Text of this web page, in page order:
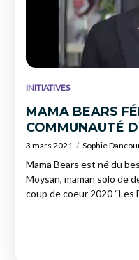
INITIATIVES
MAMA BEARS
COMMUNAUTÉ
3 mars 2021 Sophie
Mama Bears est né du
Moysan, maman solo de
coup de coeur 2020 “Les